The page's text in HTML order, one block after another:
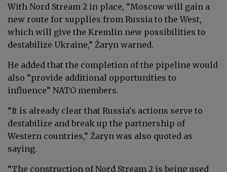
With Nord Stream 2 in place, “Moscow will gain a
new route for supplies from Russia to the West,
which will give the Kremlin new possibilities to
destabilize Ukraine,” Żaryn warned.
He added that the completion of the pipeline would
also “provide additional opportunities to
influence” NATO members.
“It is already clear that Russia's actions serve to
destabilize and break up the partnership of
Western countries,” Żaryn was also quoted as
saying.
“The construction of Nord Stream 2 is being used